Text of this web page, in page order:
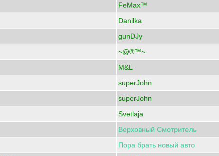
FeMax™
Danilka
gunDJy
~@®™~
M&L
superJohn
superJohn
Svetlaja
Верховный Смотритель
Пора брать новый авто